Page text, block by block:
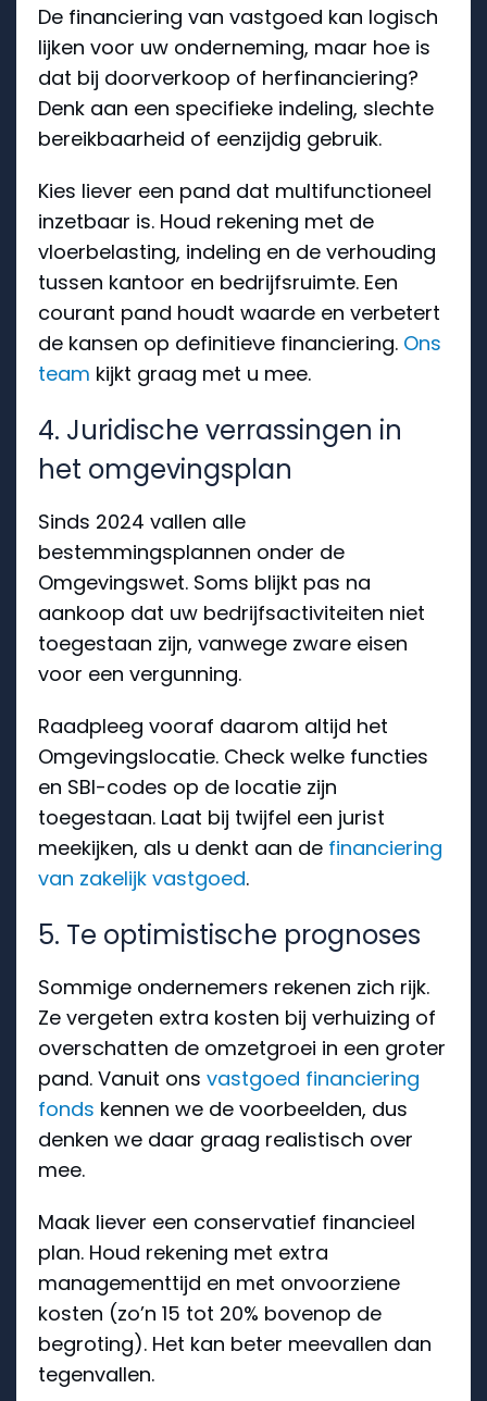
De financiering van vastgoed kan logisch
lijken voor uw onderneming, maar hoe is
dat bij doorverkoop of herfinanciering?
Denk aan een specifieke indeling, slechte
bereikbaarheid of eenzijdig gebruik.
Kies liever een pand dat multifunctioneel
inzetbaar is. Houd rekening met de
vloerbelasting, indeling en de verhouding
tussen kantoor en bedrijfsruimte. Een
courant pand houdt waarde en verbetert
de kansen op definitieve financiering. Ons
team kijkt graag met u mee.
4. Juridische verrassingen in
het omgevingsplan
Sinds 2024 vallen alle
bestemmingsplannen onder de
Omgevingswet. Soms blijkt pas na
aankoop dat uw bedrijfsactiviteiten niet
toegestaan zijn, vanwege zware eisen
voor een vergunning.
Raadpleeg vooraf daarom altijd het
Omgevingslocatie. Check welke functies
en SBI-codes op de locatie zijn
toegestaan. Laat bij twijfel een jurist
meekijken, als u denkt aan de financiering
van zakelijk vastgoed.
5. Te optimistische prognoses
Sommige ondernemers rekenen zich rijk.
Ze vergeten extra kosten bij verhuizing of
overschatten de omzetgroei in een groter
pand. Vanuit ons vastgoed financiering
fonds kennen we de voorbeelden, dus
denken we daar graag realistisch over
mee.
Maak liever een conservatief financieel
plan. Houd rekening met extra
managementtijd en met onvoorziene
kosten (zo’n 15 tot 20% bovenop de
begroting). Het kan beter meevallen dan
tegenvallen.